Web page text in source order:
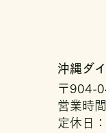
沖縄ダ
〒904-
営業時
定休日